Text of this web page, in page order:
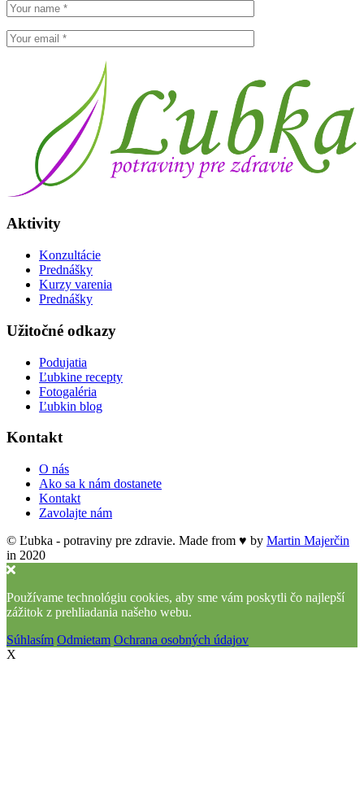
Aktivity
Konzultácie
Prednášky
Kurzy varenia
Prednášky
Užitočné odkazy
Podujatia
Ľubkine recepty
Fotogaléria
Ľubkin blog
Kontakt
O nás
Ako sa k nám dostanete
Kontakt
Zavolajte nám
© Ľubka - potraviny pre zdravie. Made from ♥ by Martin Majerčin
in 2020
Používame technológiu cookies, aby sme vám poskytli čo najlepší
zážitok z prehliadania našeho webu.
Súhlasím Odmietam Ochrana osobných údajov
X